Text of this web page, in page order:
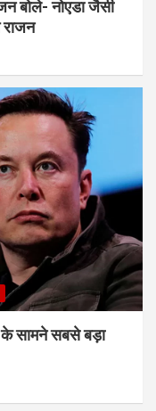
नोएडा जैसी
सामने सबसे बड़ा